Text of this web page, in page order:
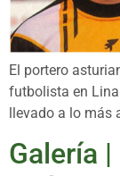
El portero
futbolista en
llevado a lo más
Galería